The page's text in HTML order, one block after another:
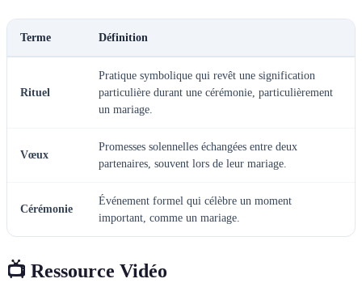
Terme Définition
Rituel
Pratique symbolique qui revêt une signification
particulière durant une cérémonie, particulièrement
un mariage.
Vœux
Promesses solennelles échangées entre deux
partenaires, souvent lors de leur mariage.
Cérémonie
Événement formel qui célèbre un moment
important, comme un mariage.
📺 Ressource Vidéo